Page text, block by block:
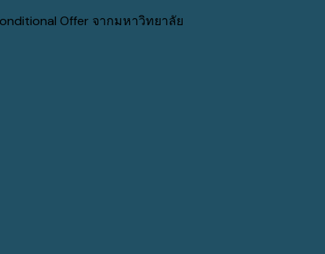
Offer จากมหาวิทยาลัย